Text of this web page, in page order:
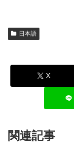
日本語
X
関連記事